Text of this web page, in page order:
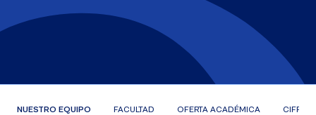
NUESTRO EQUIPO FACULTAD OFERTA ACADÉMICA CIFRAS